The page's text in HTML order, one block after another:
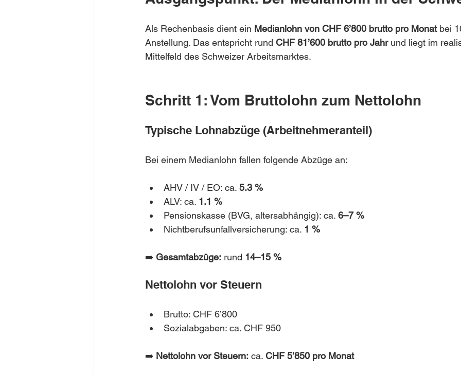
Als Rechenbasis dient ein Medianlohn von CHF 6’800 brutto pro Monat bei
Anstellung. Das entspricht rund CHF 81’600 brutto pro Jahr und liegt im
Mittelfeld des Schweizer Arbeitsmarktes.
Schritt 1: Vom Bruttolohn zum Nettolohn
Typische Lohnabzüge (Arbeitnehmeranteil)
Bei einem Medianlohn fallen folgende Abzüge an:
AHV / IV / EO: ca. 5.3 %
ALV: ca. 1.1 %
Pensionskasse (BVG, altersabhängig): ca. 6–7 %
Nichtberufsunfallversicherung: ca. 1 %
➡️ Gesamtabzüge: rund 14–15 %
Nettolohn vor Steuern
Brutto: CHF 6’800
Sozialabgaben: ca. CHF 950
➡️ Nettolohn vor Steuern: ca. CHF 5’850 pro Monat